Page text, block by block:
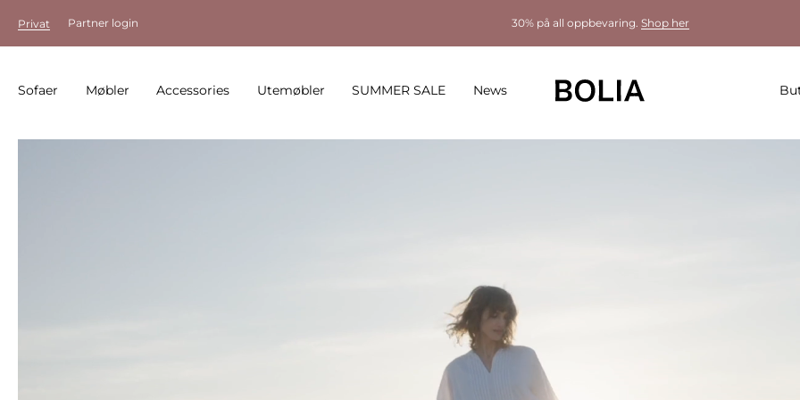
Privat Partner login 30% på all oppbevaring. Shop her
Sofaer Møbler Accessories Utemøbler SUMMER SALE News